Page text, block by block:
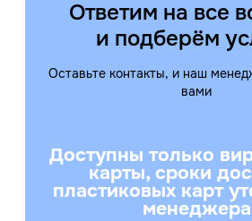
Ответим на все
и подберём
Оставьте контакты, и наш
вами
Доступны только
карты, сроки
пластиковых карт
менеджера